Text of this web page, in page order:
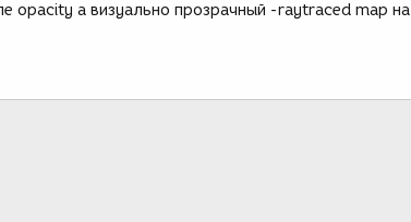
opacity а визуально прозрачный -raytraced map на